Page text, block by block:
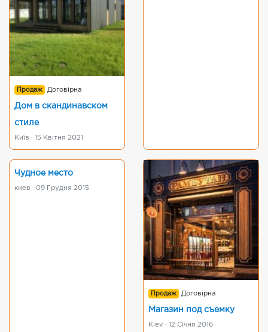
Продаж Договірна
Дом в скандинавском
стиле
Київ · 15 Квітня 2021
Чудное место
киев · 09 Грудня 2015
Продаж Договірна
Магазин под съемку
Kiev · 12 Січня 2016